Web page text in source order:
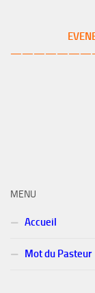
MENU
Accueil
Mot du Pasteur